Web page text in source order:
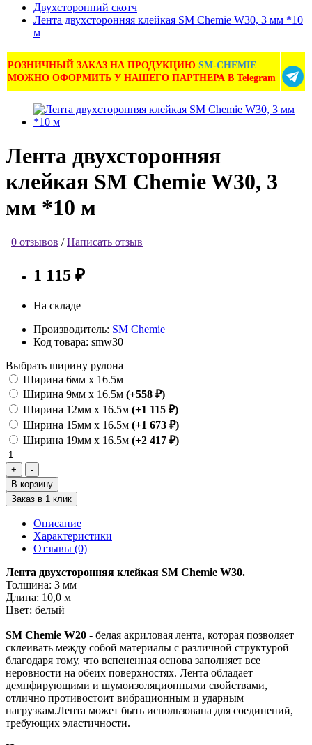
Двухсторонний скотч
Лента двухсторонняя клейкая SM Сhemie W30, 3 мм *10
м
РОЗНИЧНЫЙ ЗАКАЗ НА ПРОДУКЦИЮ SM-CHEMIE
МОЖНО ОФОРМИТЬ У НАШЕГО ПАРТНЕРА В Telegram
Лента двухсторонняя
клейкая SM Сhemie W30, 3
мм *10 м
0 отзывов /Написать отзыв
1 115 ₽
На складе
Производитель: SM Chemie
Код товара: smw30
Выбрать ширину рулона
Ширина 6мм х 16.5м
Ширина 9мм х 16.5м (+558 ₽)
Ширина 12мм х 16.5м (+1 115 ₽)
Ширина 15мм х 16.5м (+1 673 ₽)
Ширина 19мм х 16.5м (+2 417 ₽)
В корзину
Заказ в 1 клик
Описание
Характеристики
Отзывы (0)
Лента двухсторонняя клейкая SM Сhemie W30.
Толщина: 3 мм
Длина: 10,0 м
Цвет: белый
SM Сhemie W20 - белая акриловая лента, которая позволяет
склеивать между собой материалы с различной структурой
благодаря тому, что вспененная основа заполняет все
неровности на обеих поверхностях. Лента обладает
демпфирующими и шумоизоляционными свойствами,
отлично противостоит вибрационным и ударным
нагрузкам.Лента может быть использована для соединений,
требующих эластичности.